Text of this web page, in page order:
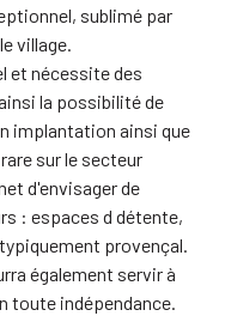
sublimé par
village.
et nécessite des
la possibilité de
implantation ainsi que
sur le secteur
d'envisager de
: espaces d détente,
provençal.
également servir à
toute indépendance.